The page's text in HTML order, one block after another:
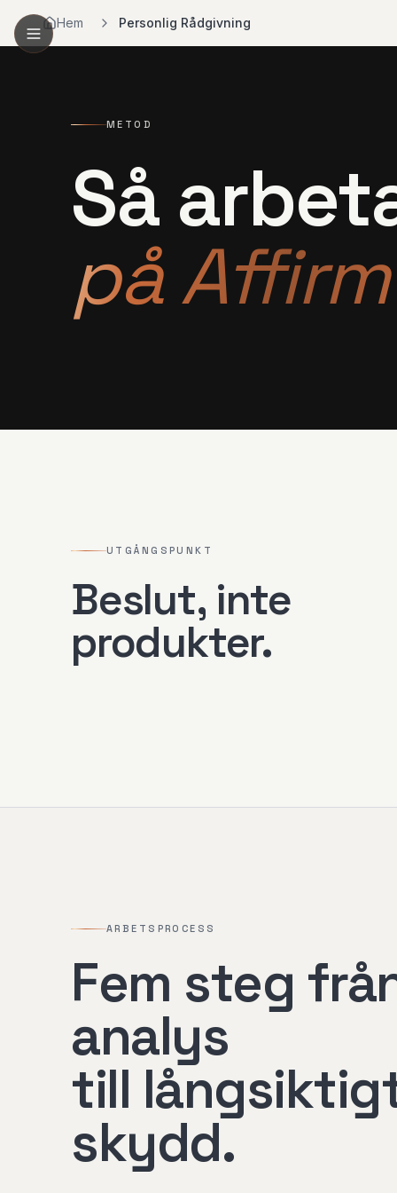
Hem Personlig Rådgivning
METOD
Så
på
UTGÅNGSPUNKT
Beslut, inte
produkter.
ARBETSPROCESS
Fem steg
analys
till
skydd.